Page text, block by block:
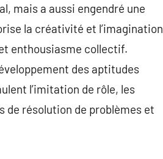
mais a aussi engendré une
la créativité et l’imagination
enthousiasme collectif.
des aptitudes
l’imitation de rôle, les
de résolution de problèmes et